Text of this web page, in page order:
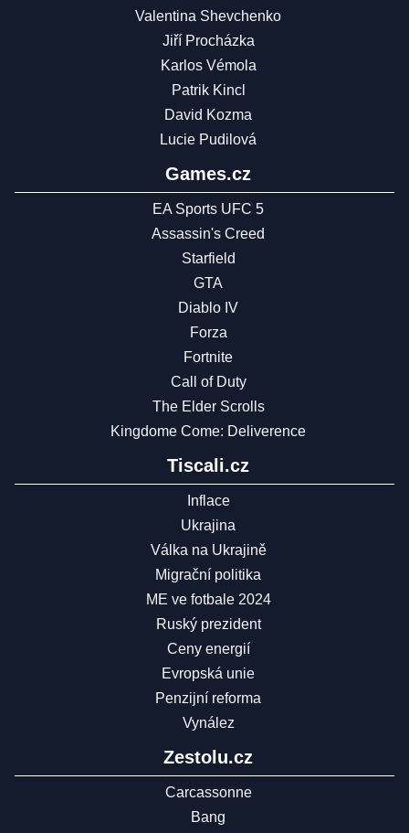
Valentina Shevchenko
Jiří Procházka
Karlos Vémola
Patrik Kincl
David Kozma
Lucie Pudilová
Games.cz
EA Sports UFC 5
Assassin's Creed
Starfield
GTA
Diablo IV
Forza
Fortnite
Call of Duty
The Elder Scrolls
Kingdome Come: Deliverence
Tiscali.cz
Inflace
Ukrajina
Válka na Ukrajině
Migrační politika
ME ve fotbale 2024
Ruský prezident
Ceny energií
Evropská unie
Penzijní reforma
Vynález
Zestolu.cz
Carcassonne
Bang